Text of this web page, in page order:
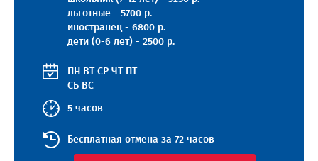
льготные - 5700 р.
иностранец - 6800 р.
дети (0-6 лет) - 2500 р.
ПН ВТ СР ЧТ
СБ ВС
5 часов
Бесплатная отмена за 72 часов